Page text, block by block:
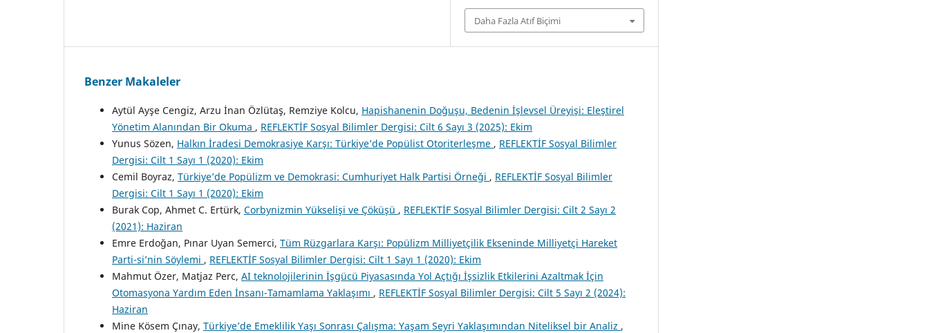
Daha Fazla Atıf Biçimi
Benzer Makaleler
Aytül Ayşe Cengiz, Arzu İnan Özlütaş, Remziye Kolcu, Hapishanenin Doğuşu, Bedenin İşlevsel Üreyişi: Eleştirel
Yönetim Alanından Bir Okuma , REFLEKTİF Sosyal Bilimler Dergisi: Cilt 6 Sayı 3 (2025): Ekim
Yunus Sözen, Halkın İradesi Demokrasiye Karşı: Türkiye’de Popülist Otoriterleşme , REFLEKTİF Sosyal Bilimler
Dergisi: Cilt 1 Sayı 1 (2020): Ekim
Cemil Boyraz, Türkiye’de Popülizm ve Demokrasi: Cumhuriyet Halk Partisi Örneği , REFLEKTİF Sosyal Bilimler
Dergisi: Cilt 1 Sayı 1 (2020): Ekim
Burak Cop, Ahmet C. Ertürk, Corbynizmin Yükselişi ve Çöküşü , REFLEKTİF Sosyal Bilimler Dergisi: Cilt 2 Sayı 2
(2021): Haziran
Emre Erdoğan, Pınar Uyan Semerci, Tüm Rüzgarlara Karşı: Popülizm Milliyetçilik Ekseninde Milliyetçi Hareket
Parti-si’nin Söylemi , REFLEKTİF Sosyal Bilimler Dergisi: Cilt 1 Sayı 1 (2020): Ekim
Mahmut Özer, Matjaz Perc, AI teknolojilerinin İşgücü Piyasasında Yol Açtığı İşsizlik Etkilerini Azaltmak İçin
Otomasyona Yardım Eden İnsanı-Tamamlama Yaklaşımı , REFLEKTİF Sosyal Bilimler Dergisi: Cilt 5 Sayı 2 (2024):
Haziran
Mine Kösem Çınay, Türkiye’de Emeklilik Yaşı Sonrası Çalışma: Yaşam Seyri Yaklaşımından Niteliksel bir Analiz ,